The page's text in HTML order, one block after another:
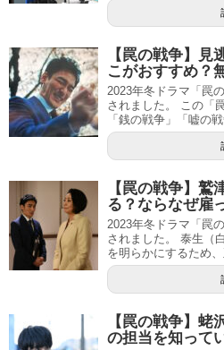
【罠の戦争】見
こがおすすめ？
2023年冬ドラマ「罠
されました。 この「
「銭の戦争」「嘘の
【罠の戦争】鷲
る？ならなぜ雇
2023年冬ドラマ「罠
されました。 泰生（
を明らかにするため
【罠の戦争】蛯
の担当を知って